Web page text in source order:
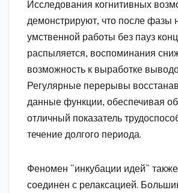
Исследования когнитивных
демонстрируют, что после фазы
умственной работы без пауз
распыляется, воспоминания
возможность к выработке
Регулярные перерывы
данные функции, обеспечивая
отличный показатель
течение долгого периода.
Феномен “инкубации идей”
соединен с релаксацией.